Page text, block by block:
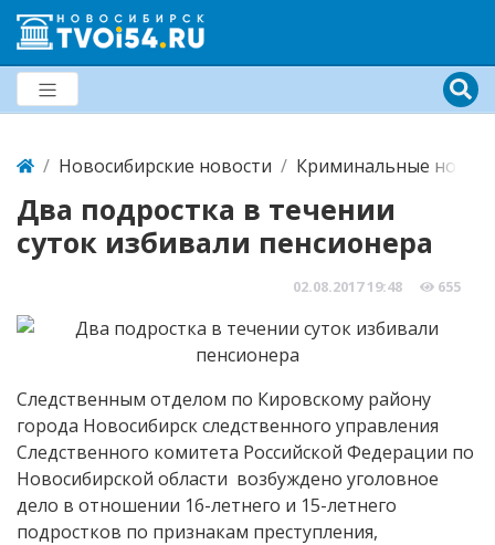
Новосибирские новости Криминальные
Два подростка в течении
суток избивали пенсионера
02.08.2017 19:48 655
Следственным отделом по Кировскому району
города Новосибирск следственного управления
Следственного комитета Российской Федерации по
Новосибирской области возбуждено уголовное
дело в отношении 16-летнего и 15-летнего
подростков по признакам преступления,